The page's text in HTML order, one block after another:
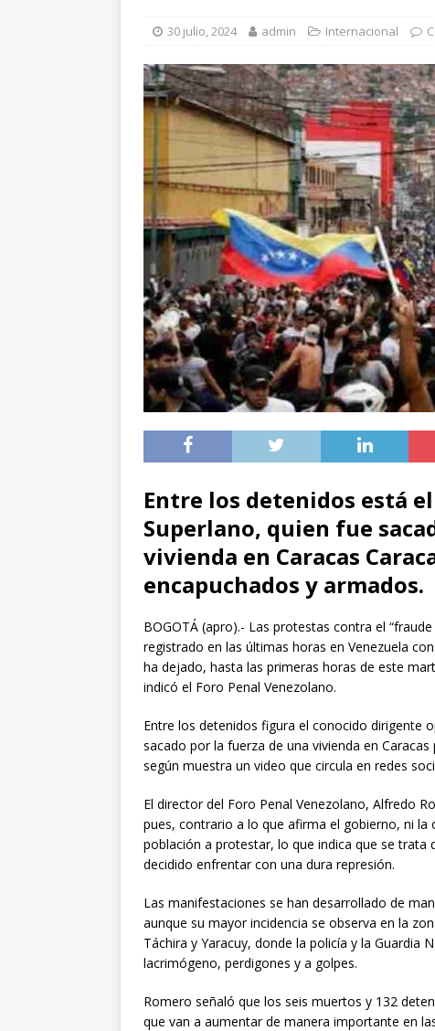
30 julio, 2024 admin Internacional
Entre los detenidos está
Superlano, quien fue
vivienda en Caracas
encapuchados y armados.
BOGOTÁ (apro).- Las protestas contra el
registrado en las últimas horas en Venezuela
ha dejado, hasta las primeras horas de este
indicó el Foro Penal Venezolano.
Entre los detenidos figura el conocido dirigente
sacado por la fuerza de una vivienda en
según muestra un video que circula en redes
El director del Foro Penal Venezolano, Alfredo
pues, contrario a lo que afirma el gobierno, ni
población a protestar, lo que indica que se
decidido enfrentar con una dura represión.
Las manifestaciones se han desarrollado de
aunque su mayor incidencia se observa en la
Táchira y Yaracuy, donde la policía y la Guardia
lacrimógeno, perdigones y a golpes.
Romero señaló que los seis muertos y 132
que van a aumentar de manera importante en